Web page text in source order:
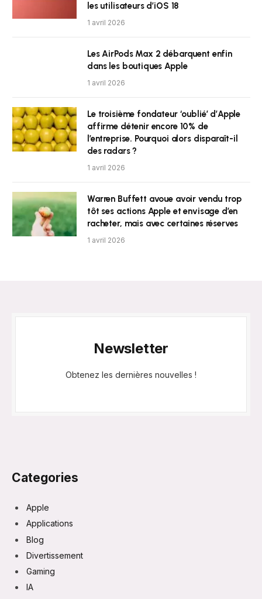
les utilisateurs d’iOS 18
1 avril 2026
Les AirPods Max 2 débarquent enfin
dans les boutiques Apple
1 avril 2026
Le troisième fondateur ‘oublié’ d’Apple
affirme détenir encore 10% de
l’entreprise. Pourquoi alors disparaît-il
des radars ?
1 avril 2026
Warren Buffett avoue avoir vendu trop
tôt ses actions Apple et envisage d’en
racheter, mais avec certaines réserves
1 avril 2026
Newsletter
Obtenez les dernières nouvelles !
Categories
Apple
Applications
Blog
Divertissement
Gaming
IA